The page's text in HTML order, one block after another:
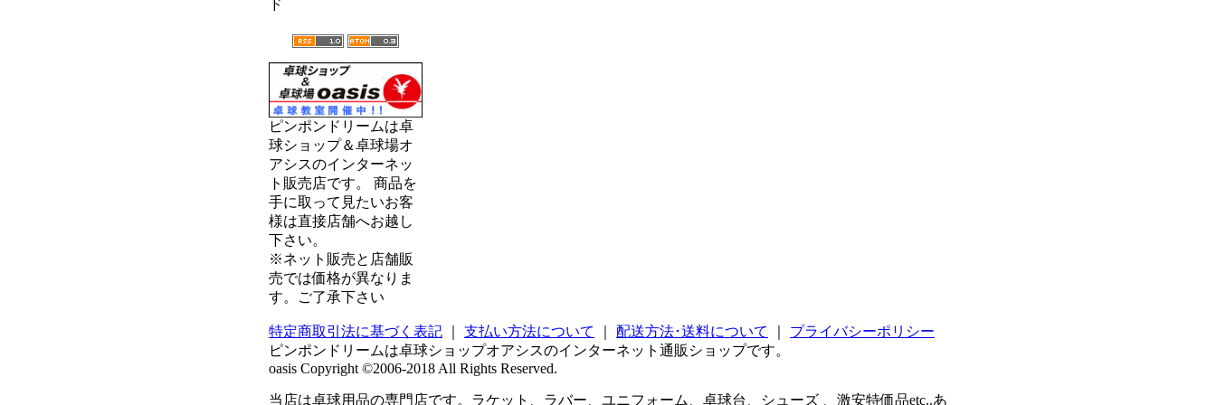
ド
ピンポンドリームは卓
球ショップ＆卓球場オ
アシスのインターネッ
ト販売店です。 商品を
手に取って見たいお客
様は直接店舗へお越し
下さい。
※ネット販売と店舗販
売では価格が異なりま
す。ご了承下さい
特定商取引法に基づく表記 支払い方法について 配送方法･送料について
プライバシーポリシー
ピンポンドリームは卓球ショップオアシスのインターネット通販ショップです。
oasis Copyright ©2006-2018 All Rights Reserved.
当店は卓球用品の専門店です。ラケット、ラバー、ユニフォーム、卓球台、シューズ 、激安特価品etc..あ